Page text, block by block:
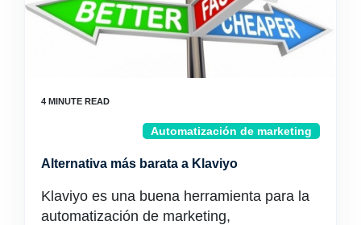
Automatización de marketing
Alternativa más barata a Klaviyo
Klaviyo es una buena herramienta para la
automatización de marketing,